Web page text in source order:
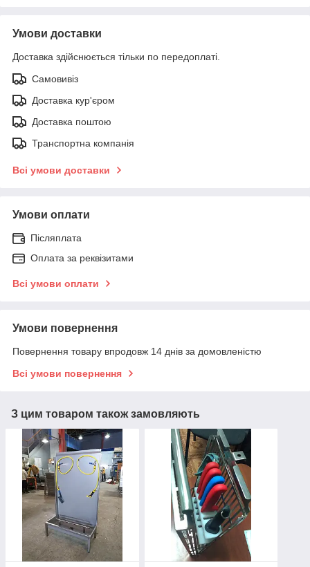
Умови доставки
Доставка здійснюється тільки по передоплаті.
Самовивіз
Доставка кур'єром
Доставка поштою
Транспортна компанія
Всі умови доставки
Умови оплати
Післяплата
Оплата за реквізитами
Всі умови оплати
Умови повернення
Повернення товару впродовж 14 днів за домовленістю
Всі умови повернення
З цим товаром також замовляють